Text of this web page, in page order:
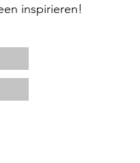
inspirieren!